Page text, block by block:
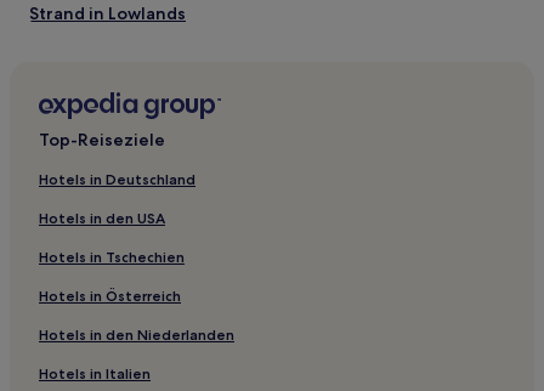
Strand in Lowlands
Hotels mit Fitnessbereich in Sint Maarten
Hotels mit Pool in Pelican Key
4-Sterne-Hotels in Oberes Prinzenviertel
5-Sterne-Hotels in Lowlands
4-Sterne-Hotels in Little Bay Beach
4-Sterne-Hotels in Simpson Bay
Top-Reiseziele
Hotels in Deutschland
Hotels in den USA
Hotels in Tschechien
Hotels in Österreich
Hotels in den Niederlanden
Hotels in Italien